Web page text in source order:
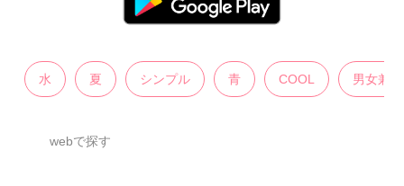
水 夏 シンプル 青 COOL 男女兼用
webで探す